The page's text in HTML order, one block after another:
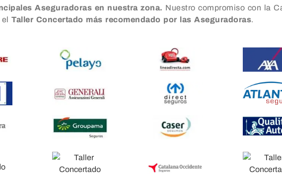
Aseguradoras en nuestra zona. Nuestro compromiso con la
Taller Concertado más recomendado por las Aseguradoras.